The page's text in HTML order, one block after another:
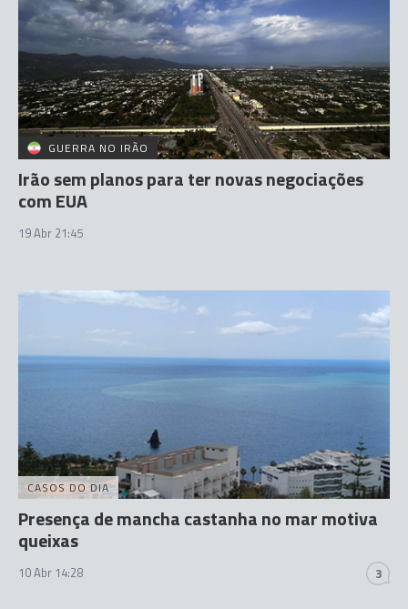
GUERRA NO IRÃO
Irão sem planos para ter novas negociações
com EUA
19 Abr 21:45
CASOS DO DIA
Presença de mancha castanha no mar motiva
queixas
10 Abr 14:28 3